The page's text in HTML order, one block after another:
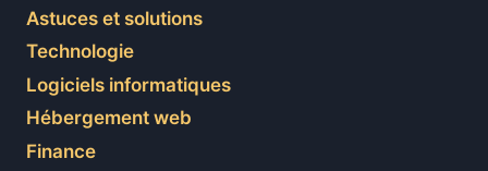
Astuces et solutions
Technologie
Logiciels informatiques
Hébergement web
Finance